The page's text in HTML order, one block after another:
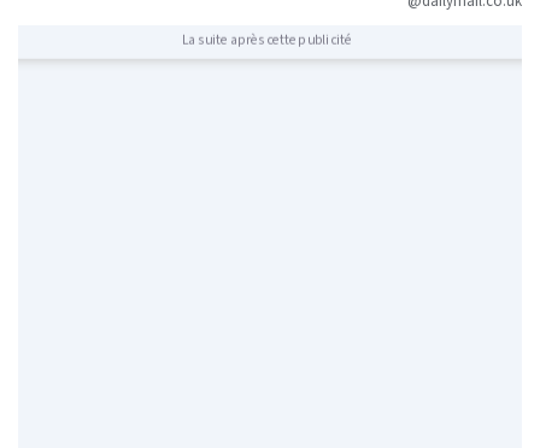
La suite après cette publicité